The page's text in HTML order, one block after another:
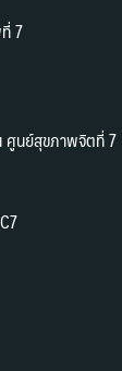
7
ศูนย์สุขภาพจิตที่ 7